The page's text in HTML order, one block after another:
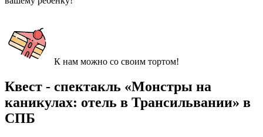
К нам можно со своим тортом!
Квест - спектакль «Монстры на
каникулах: отель в Трансильвании» в
СПБ